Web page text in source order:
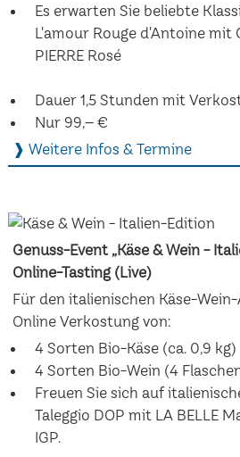
Es erwarten Sie beliebte
L'amour Rouge d'Antoine mit
PIERRE Rosé
Dauer 1,5 Stunden mit
Nur 99,– €
❱ Weitere Infos & Termine
Genuss-Event „Käse & Wein -
Online-Tasting (Live)
Für den italienischen Käse-
Online Verkostung von:
4 Sorten Bio-Käse (ca. 0,9 kg)
4 Sorten Bio-Wein (4
Freuen Sie sich auf
Taleggio DOP mit LA BELLE
IGP.